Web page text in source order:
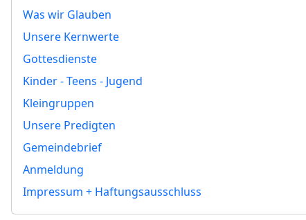
Was wir Glauben
Unsere Kernwerte
Gottesdienste
Kinder - Teens - Jugend
Kleingruppen
Unsere Predigten
Gemeindebrief
Anmeldung
Impressum + Haftungsausschluss